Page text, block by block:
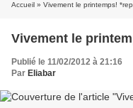
Accueil » Vivement le printemps!
Vivement le
Publié le 11/02/2012 à 21:16
Par Eliabar